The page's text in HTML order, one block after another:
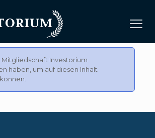
Mitgliedschaft Investorium
haben, um auf diesen Inhalt